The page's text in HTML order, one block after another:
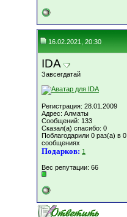
16.02.2021, 20:30
IDA
Завсегдатай
Регистрация: 28.01.2009
Адрес: Алматы
Сообщений: 133
Сказал(а) спасибо: 0
Поблагодарили 0 раз(а) в 0
сообщениях
Подарков: 1
Вес репутации: 66